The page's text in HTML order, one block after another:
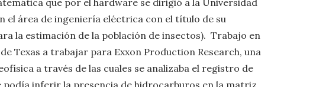
que por el hardware se dirigió a la Universidad
el área de ingeniería eléctrica con el título de su
la estimación de la población de insectos). ​ Trabajo en
Texas a trabajar para Exxon Production Research, una
a través de las cuales se analizaba el registro de
podía inferir la presencia de hidrocarburos en la matriz